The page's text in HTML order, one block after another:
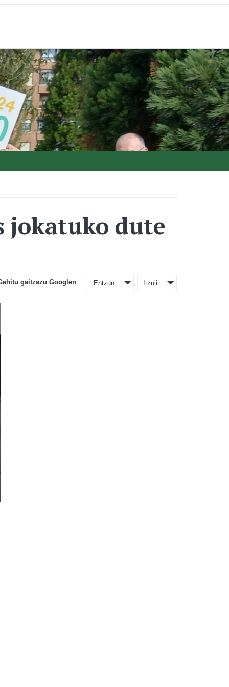
jokatuko dute
gaitzazu Googlen Entzun Itzuli